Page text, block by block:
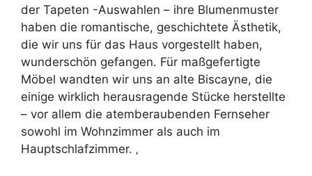
der Tapeten -Auswahlen – ihre Blumenmuster
haben die romantische, geschichtete Ästhetik,
die wir uns für das Haus vorgestellt haben,
wunderschön gefangen. Für maßgefertigte
Möbel wandten wir uns an alte Biscayne, die
einige wirklich herausragende Stücke herstellte
– vor allem die atemberaubenden Fernseher
sowohl im Wohnzimmer als auch im
Hauptschlafzimmer. ‚